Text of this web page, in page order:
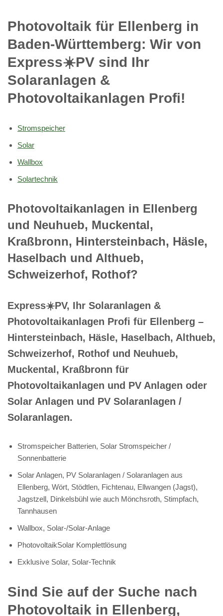
Photovoltaik für Ellenberg in
Baden-Württemberg: Wir von
Express☀️PV️ sind Ihr
Solaranlagen &
Photovoltaikanlagen Profi!
Stromspeicher
Solar
Wallbox
Solartechnik
Photovoltaikanlagen in Ellenberg
und Neuhueb, Muckental,
Kraßbronn, Hintersteinbach, Häsle,
Haselbach und Althueb,
Schweizerhof, Rothof?
Express☀️PV️, Ihr Solaranlagen &
Photovoltaikanlagen Profi für Ellenberg –
Hintersteinbach, Häsle, Haselbach, Althueb,
Schweizerhof, Rothof und Neuhueb,
Muckental, Kraßbronn für
Photovoltaikanlagen und PV Anlagen oder
Solar Anlagen und PV Solaranlagen /
Solaranlagen.
Stromspeicher Batterien, Solar Stromspeicher /
Sonnenbatterie
Solar Anlagen, PV Solaranlagen / Solaranlagen aus
Ellenberg, Wört, Stödtlen, Fichtenau, Ellwangen (Jagst),
Jagstzell, Dinkelsbühl wie auch Mönchsroth, Stimpfach,
Tannhausen
Wallbox, Solar-/Solar-Anlage
PhotovoltaikSolar Komplettlösung
Exklusive Solar, Solar-Technik
Sind Sie auf der Suche nach
Photovoltaik in Ellenberg,